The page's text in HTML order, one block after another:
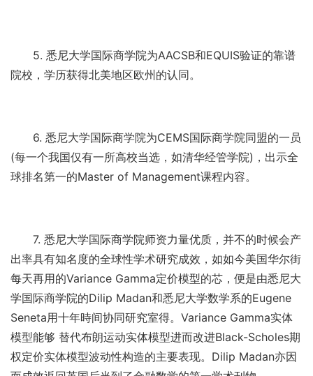
5. 悉尼大学国际商学院为AACSB和EQUIS验证的靠谱
院校，学历获得北美地区欧州的认同。
6. 悉尼大学国际商学院为CEMS国际商学院同盟的一员
(每一个我国仅有一所高校当选，如清华经管学院)，出示全
球排名第一的Master of Management课程内容。
7. 悉尼大学国际商学院师资力量优质，并不的时候会产
出率具有知名度的全球性学术研究成效，如如今美国华尔街
每天再用的Variance Gamma定价模型的芯，便是由悉尼大
学国际商学院的Dilip Madan和悉尼大学数学系的Eugene
Seneta用十年時间协同研究室得。Variance Gamma实体
模型能够 替代布朗运动实体模型进而改进Black-Scholes期
权定价实体模型波动性构造的主要表现。Dilip Madan亦因